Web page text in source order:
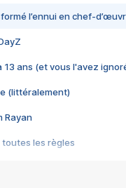
l’ennui en chef-
13 ans (et vous l'avez
(littéralement)
Rayan
toutes les règles